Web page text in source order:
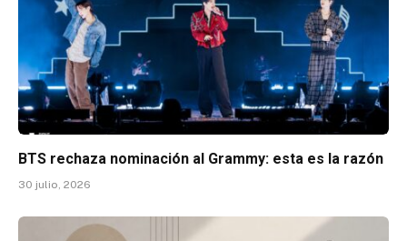
BTS rechaza nominación al Grammy: esta es la razón
30 julio, 2026